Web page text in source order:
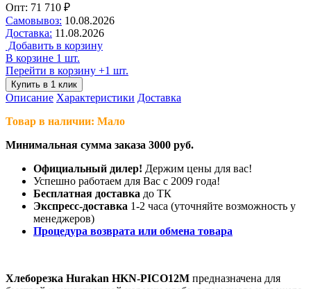
Опт: 71 710 ₽
Самовывоз: 10.08.2026
Доставка: 11.08.2026
Добавить в корзину
В корзине 1 шт.
Перейти в корзину +1 шт.
Купить в 1 клик
Описание Характеристики Доставка
Товар в наличии: Мало
Минимальная сумма заказа 3000 руб.
Официальный дилер! Держим цены для вас!
Успешно работаем для Вас с 2009 года!
Бесплатная доставка до ТК
Экспресс-доставка 1-2 часа (уточняйте возможность у
менеджеров)
Процедура возврата или обмена товара
Хлеборезка Hurakan HKN-PICO12M предназначена для